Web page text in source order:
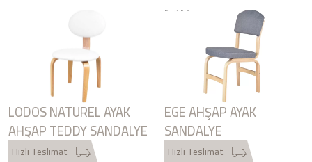
LODOS NATUREL AYAK
AHŞAP TEDDY SANDALYE
Hızlı Teslimat
EGE AHŞAP AYAK
SANDALYE
Hızlı Teslimat